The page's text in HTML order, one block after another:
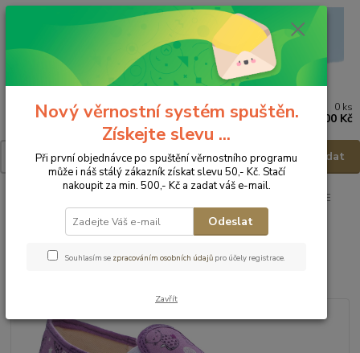
Menu
Hledat
0 ks
0,00 Kč
FARE
Domácí obuv 4211492 - vel.32
FARE Domácí obuv 4211492 -
Nový věrnostní systém spuštěn.
Získejte slevu ...
Při první objednávce po spuštění věrnostního programu
může i náš stálý zákazník získat slevu 50,- Kč. Stačí
nakoupit za min. 500,- Kč a zadat váš e-mail.
Odeslat
Souhlasím se zpracováním osobních údajů pro účely registrace.
Zavřít